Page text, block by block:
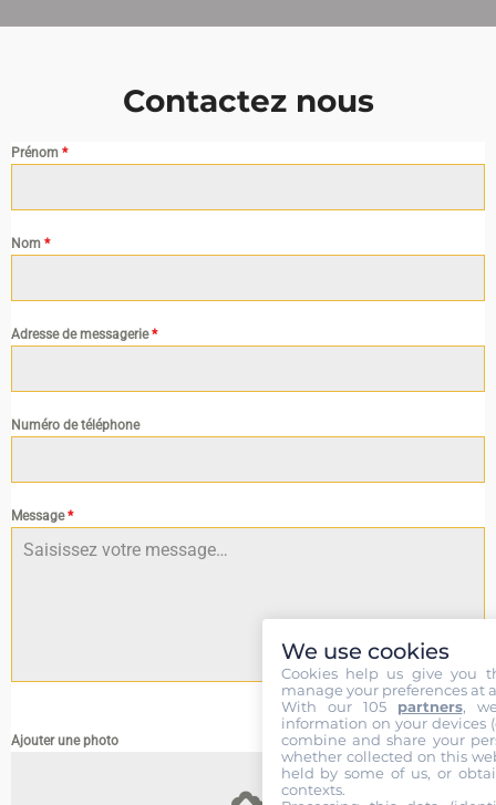
Contactez nous
Prénom *
Nom *
Adresse de messagerie*
Numéro de téléphone
Message*
0 / 180
Ajouter une photo
We use cookies
Cookies help us give you
manage your preferences at
With our 105 partners,
information on your devices
combine and share your
whether collected on this
held by some of us, or
contexts.